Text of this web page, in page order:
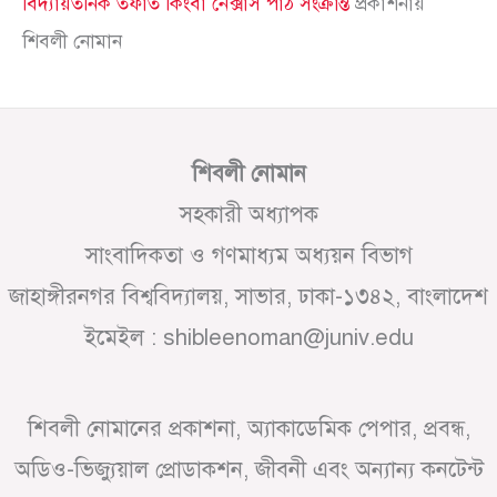
শিবলী নোমান
শিবলী নোমান
সহকারী অধ্যাপক
সাংবাদিকতা ও গণমাধ্যম অধ্যয়ন বিভাগ
জাহাঙ্গীরনগর বিশ্ববিদ্যালয়, সাভার, ঢাকা-১৩৪২, বাংলাদেশ
ইমেইল : shibleenoman@juniv.edu
শিবলী নোমানের প্রকাশনা, অ্যাকাডেমিক পেপার, প্রবন্ধ,
অডিও-ভিজ্যুয়াল প্রোডাকশন, জীবনী এবং অন্যান্য কনটেন্ট